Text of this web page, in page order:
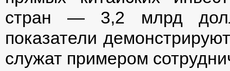
стран — 3,2 млрд
показатели
служат примером